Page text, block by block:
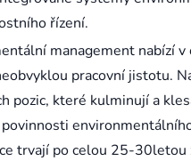
řízení.
management nabízí
pracovní jistotu.
pozic, které kulminují a
trvají po celou 25-30letou